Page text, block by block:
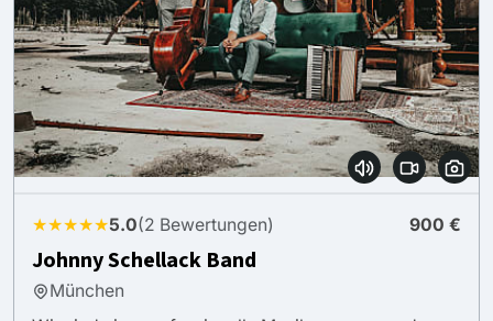
★★★★★5.0(2 Bewertungen) 900 €
Johnny Schellack Band
München